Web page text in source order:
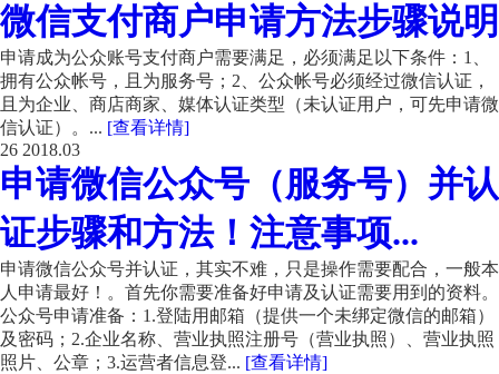
微信支付商户申请方法步骤说明
申请成为公众账号支付商户需要满足，必须满足以下条件：1、
拥有公众帐号，且为服务号；2、公众帐号必须经过微信认证，
且为企业、商店商家、媒体认证类型（未认证用户，可先申请微
信认证）。... [查看详情]
26 2018.03
申请微信公众号（服务号）并认
证步骤和方法！注意事项...
申请微信公众号并认证，其实不难，只是操作需要配合，一般本
人申请最好！。首先你需要准备好申请及认证需要用到的资料。
公众号申请准备：1.登陆用邮箱（提供一个未绑定微信的邮箱）
及密码；2.企业名称、营业执照注册号（营业执照）、营业执照
照片、公章；3.运营者信息登... [查看详情]